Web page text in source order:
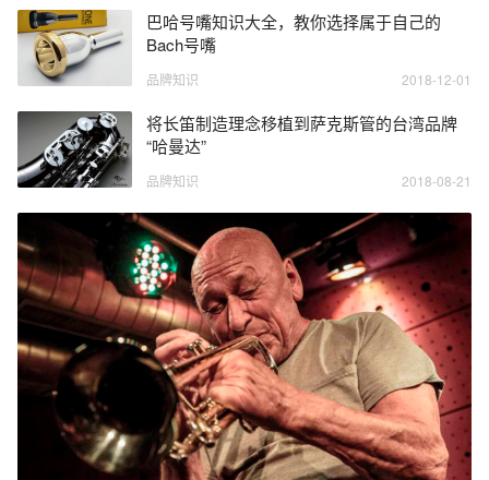
巴哈号嘴知识大全，教你选择属于自己的
Bach号嘴
品牌知识 2018-12-01
将长笛制造理念移植到萨克斯管的台湾品牌
“哈曼达”
品牌知识 2018-08-21